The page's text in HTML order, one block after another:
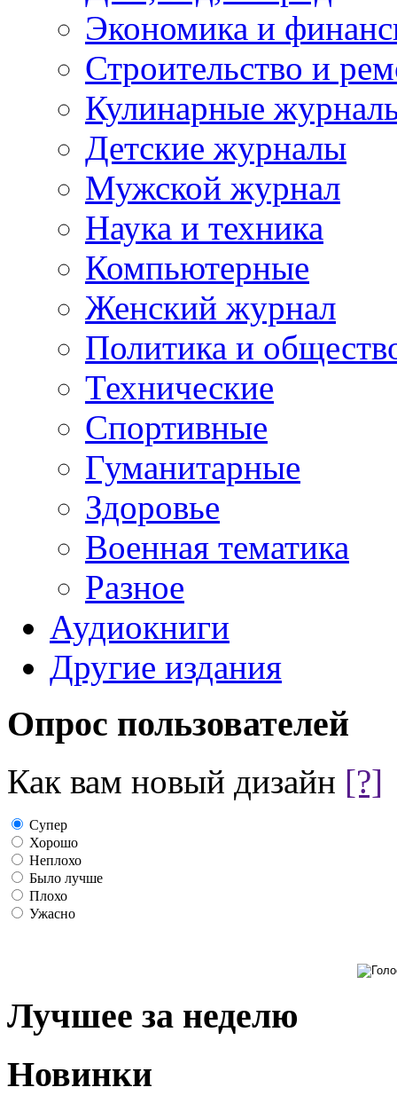
Экономика и
Строительство и
Кулинарные
Детские журналы
Мужской журнал
Наука и техника
Компьютерные
Женский журнал
Политика и
Технические
Спортивные
Гуманитарные
Здоровье
Военная тематика
Разное
Аудиокниги
Другие издания
Опрос пользователей
Как вам новый дизайн [?]
Супер
Хорошо
Неплохо
Было лучше
Плохо
Ужасно
Лучшее за неделю
Новинки